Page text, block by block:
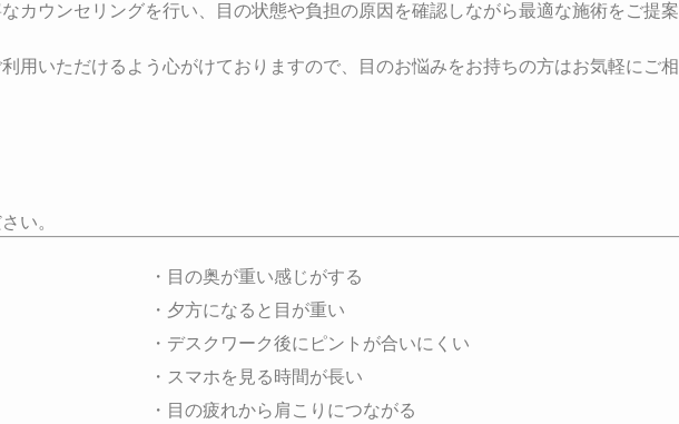
カウンセリングを行い、目の状態や負担の原因を確認しながら最適な施術をご提案
用いただけるよう心がけておりますので、目のお悩みをお持ちの方はお気軽にご相
い。
・目の奥が重い感じがする
・夕方になると目が重い
・デスクワーク後にピントが合いにくい
・スマホを見る時間が長い
・目の疲れから肩こりにつながる